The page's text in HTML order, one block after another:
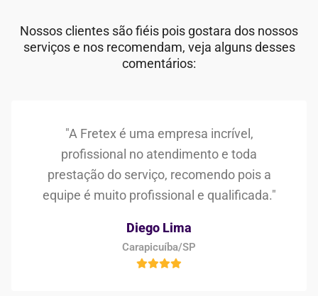
Nossos clientes são fiéis pois gostara dos nossos
serviços e nos recomendam, veja alguns desses
comentários:
"A Fretex é uma empresa incrível,
profissional no atendimento e toda
prestação do serviço, recomendo pois a
equipe é muito profissional e qualificada."
Diego Lima
Carapicuíba/SP